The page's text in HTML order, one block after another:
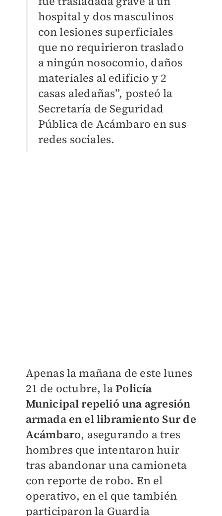
hospital y dos masculinos
con lesiones superficiales
que no requirieron traslado
a ningún nosocomio, daños
materiales al edificio y 2
casas aledañas”, posteó la
Secretaría de Seguridad
Pública de Acámbaro en sus
redes sociales.
Apenas la mañana de este lunes
21 de octubre, laPolicía
Municipal repelió una agresión
armada en el libramiento Sur de
Acámbaro, asegurando a tres
hombres que intentaron huir
tras abandonar una camioneta
con reporte de robo. En el
operativo, en el que también
participaron la Guardia